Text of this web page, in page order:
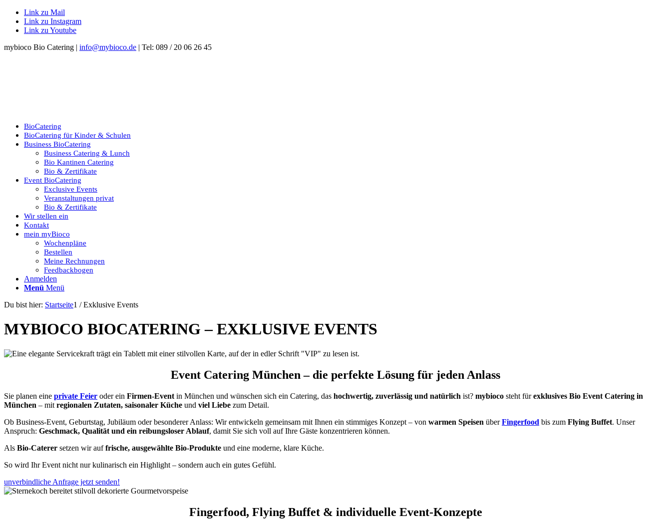
Link zu Mail
Link zu Instagram
Link zu Youtube
mybioco Bio Catering | info@mybioco.de | Tel: 089 / 20 06 26 45
BioCatering
BioCatering für Kinder & Schulen
Business BioCatering
Business Catering & Lunch
Bio Kantinen Catering
Bio & Zertifikate
Event BioCatering
Exclusive Events
Veranstaltungen privat
Bio & Zertifikate
Wir stellen ein
Kontakt
mein myBioco
Wochenpläne
Bestellen
Meine Rechnungen
Feedbackbogen
Anmelden
Menü Menü
Du bist hier: Startseite1 / Exklusive Events
MYBIOCO BIOCATERING – EXKLUSIVE EVENTS
Event Catering München – die perfekte Lösung für jeden Anlass
Sie planen eine private Feier oder ein Firmen-Event in München und wünschen sich ein Catering, das hochwertig, zuverlässig und natürlich ist? mybioco steht fürexklusives Bio Event Catering in
München – mit regionalen Zutaten, saisonaler Küche und viel Liebe zum Detail.
Ob Business-Event, Geburtstag, Jubiläum oder besonderer Anlass: Wir entwickeln gemeinsam mit Ihnen ein stimmiges Konzept – von warmen Speisen überFingerfood bis zum Flying Buffet. Unser
Anspruch: Geschmack, Qualität und ein reibungsloser Ablauf, damit Sie sich voll auf Ihre Gäste konzentrieren können.
Als Bio-Caterer setzen wir auffrische, ausgewählte Bio-Produkte und eine moderne, klare Küche.
So wird Ihr Event nicht nur kulinarisch ein Highlight – sondern auch ein gutes Gefühl.
unverbindliche Anfrage jetzt senden!
Fingerfood, Flying Buffet & individuelle Event-Konzepte